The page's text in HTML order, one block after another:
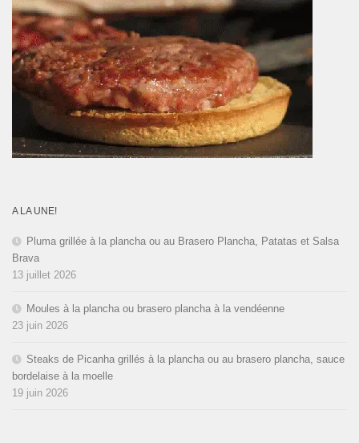
A LA UNE!
Pluma grillée à la plancha ou au Brasero Plancha, Patatas et Salsa
Brava
13 juillet 2026
Moules à la plancha ou brasero plancha à la vendéenne
23 juin 2026
Steaks de Picanha grillés à la plancha ou au brasero plancha, sauce
bordelaise à la moelle
19 juin 2026